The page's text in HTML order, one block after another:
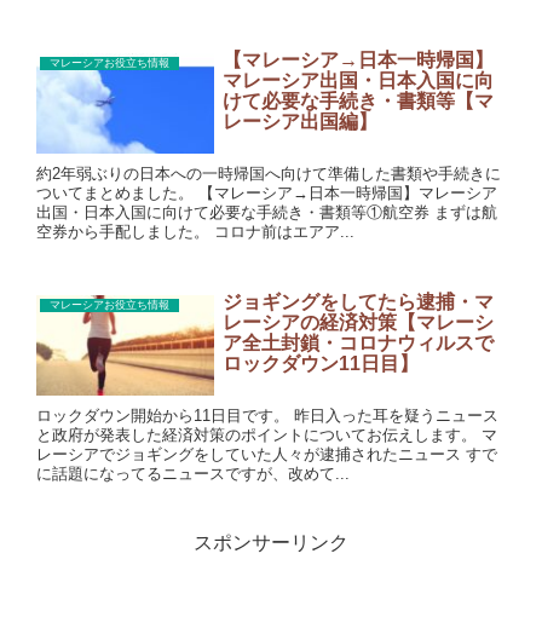
マレーシアお役立ち情報
【マレーシア→日本一時帰国】
マレーシア出国・日本入国に向
けて必要な手続き・書類等【マ
レーシア出国編】
約2年弱ぶりの日本への一時帰国へ向けて準備した書類や手続きに
ついてまとめました。 【マレーシア→日本一時帰国】マレーシア
出国・日本入国に向けて必要な手続き・書類等①航空券 まずは航
空券から手配しました。 コロナ前はエアア...
マレーシアお役立ち情報
ジョギングをしてたら逮捕・マ
レーシアの経済対策【マレーシ
ア全土封鎖・コロナウィルスで
ロックダウン11日目】
ロックダウン開始から11日目です。 昨日入った耳を疑うニュース
と政府が発表した経済対策のポイントについてお伝えします。 マ
レーシアでジョギングをしていた人々が逮捕されたニュース すで
に話題になってるニュースですが、改めて...
スポンサーリンク